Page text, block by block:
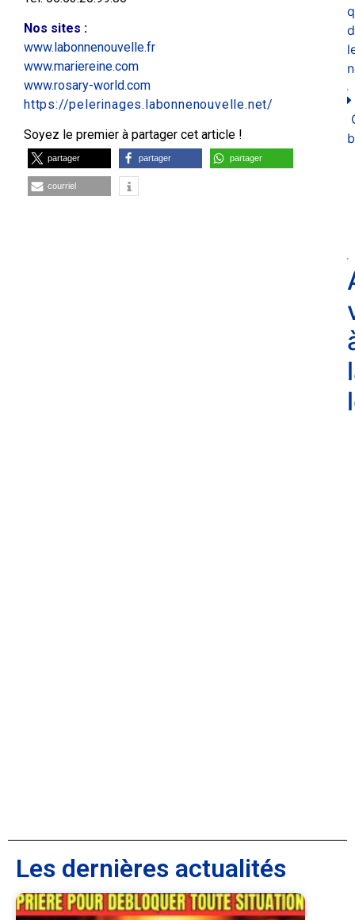
Nos sites :
www.labonnenouvelle.fr
www.mariereine.com
www.rosary-world.com
https://pelerinages.labonnenouvelle.net/
Soyez le premier à partager cet article !
partager partager partager
courriel
Les dernières actualités